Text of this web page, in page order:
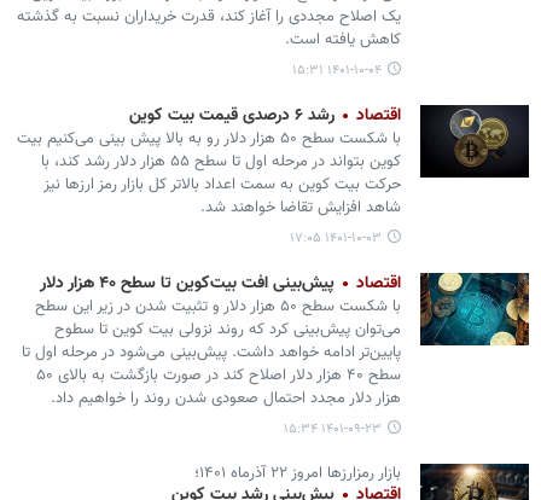
یک اصلاح مجددی را آغاز کند، قدرت خریداران نسبت به گذشته
کاهش یافته است.
۱۴۰۱-۱۰-۰۴ ۱۵:۳۱
اقتصاد رشد ۶ درصدی قیمت بیت کوین
با شکست سطح ۵۰ هزار دلار رو به بالا پیش بینی می‌کنیم بیت
کوین بتواند در مرحله اول تا سطح ۵۵ هزار دلار رشد کند، با
حرکت بیت کوین به سمت اعداد بالاتر کل بازار رمز ارزها نیز
شاهد افزایش تقاضا خواهند شد.
۱۴۰۱-۱۰-۰۳ ۱۷:۰۵
اقتصاد پیش‌بینی افت بیت‌کوین تا سطح ۴۰ هزار دلار
با شکست سطح ۵۰ هزار دلار و تثبیت شدن در زیر این سطح
می‌توان پیش‌بینی کرد که روند نزولی بیت کوین تا سطوح
پایین‌تر ادامه خواهد داشت. پیش‌بینی می‌شود در مرحله اول تا
سطح ۴۰ هزار دلار اصلاح کند در صورت بازگشت به بالای ۵۰
هزار دلار مجدد احتمال صعودی شدن روند را خواهیم داد.
۱۴۰۱-۰۹-۲۳ ۱۵:۳۴
بازار رمزارزها امروز ۲۲ آذرماه ۱۴۰۱؛